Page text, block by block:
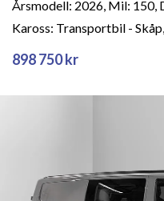
Årsmodell: 2026, Mil: 150,
Kaross: Transportbil -
898 750 kr